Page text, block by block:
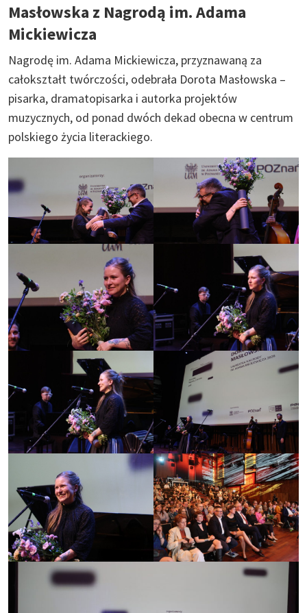
Masłowska z Nagrodą im. Adama
Mickiewicza
Nagrodę im. Adama Mickiewicza, przyznawaną za
całokształt twórczości, odebrała Dorota Masłowska –
pisarka, dramatopisarka i autorka projektów
muzycznych, od ponad dwóch dekad obecna w centrum
polskiego życia literackiego.